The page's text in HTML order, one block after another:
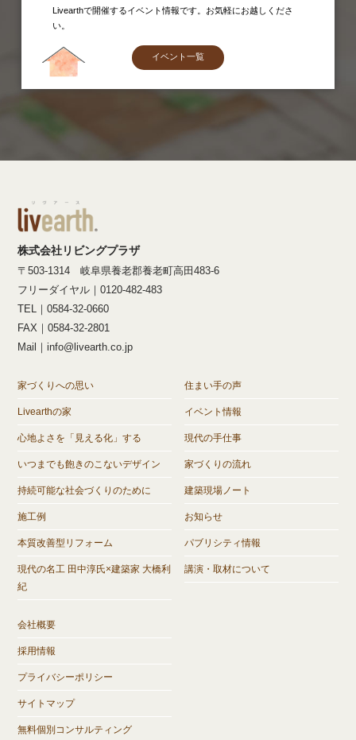
Livearthで開催するイベント情報です。お気軽にお越しくださ
い。
イベント一覧
株式会社リビングプラザ
〒503-1314 岐阜県養老郡養老町高田483-6
フリーダイヤル｜0120-482-483
TEL｜0584-32-0660
FAX｜0584-32-2801
Mail｜info@livearth.co.jp
家づくりへの思い
Livearthの家
心地よさを「見える化」する
いつまでも飽きのこないデザイン
持続可能な社会づくりのために
施工例
本質改善型リフォーム
現代の名工 田中淳氏×建築家 大橋利
紀
住まい手の声
イベント情報
現代の手仕事
家づくりの流れ
建築現場ノート
お知らせ
パブリシティ情報
講演・取材について
会社概要
採用情報
プライバシーポリシー
サイトマップ
無料個別コンサルティング